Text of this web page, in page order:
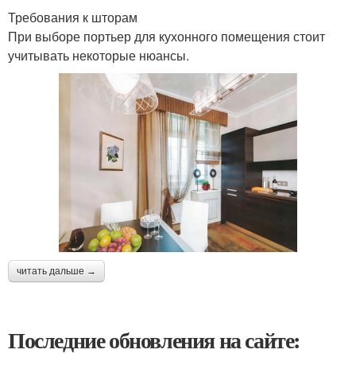
Требования к шторам
При выборе портьер для кухонного помещения стоит
учитывать некоторые нюансы.
читать дальше →
Последние обновления на сайте: